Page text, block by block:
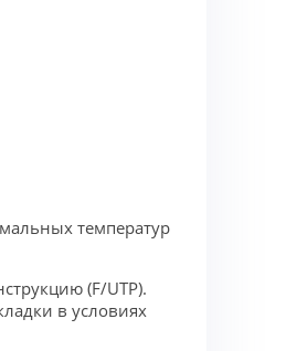
температур
(F/UTP).
в условиях